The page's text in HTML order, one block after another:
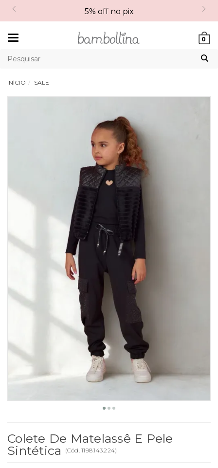
5% off no pix
0
INÍCIO SALE
Colete De Matelassê E Pele
Sintética
(Cód. 1198.143.224)